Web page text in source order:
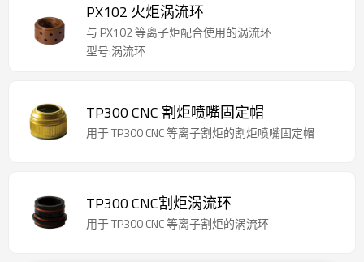
PX102 火炬涡流环
与 PX102 等离子炬配合使用的涡流环
型号:涡流环
TP300 CNC 割炬喷嘴固定帽
用于 TP300 CNC 等离子割炬的割炬喷嘴固定帽
TP300 CNC割炬涡流环
用于 TP300 CNC 等离子割炬的涡流环